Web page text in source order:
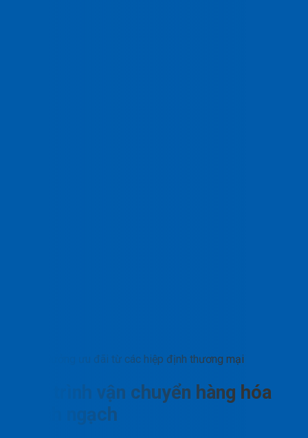
Hưởng ưu đãi từ các hiệp định thương mại
Quy trình vận chuyển hàng hóa
chính ngạch